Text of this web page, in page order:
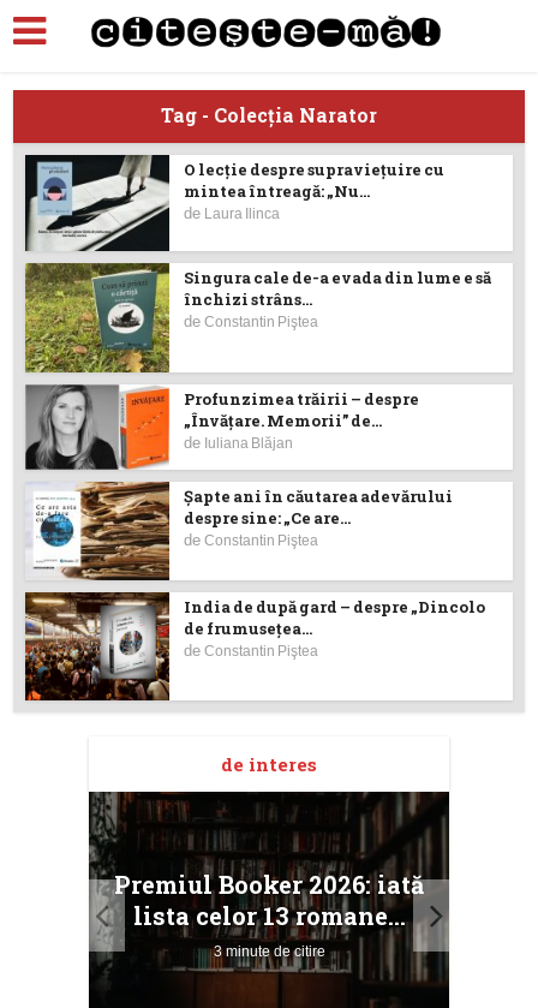
Tag - Colecţia Narator
O lecţie despre supravieţuire cu
mintea întreagă: „Nu...
de Laura Ilinca
Singura cale de-a evada din lume e să
închizi strâns...
deConstantin Piştea
Profunzimea trăirii – despre
„Învățare. Memorii” de...
de Iuliana Blăjan
Şapte ani în căutarea adevărului
despre sine: „Ce are...
deConstantin Piştea
India de după gard – despre „Dincolo
de frumuseţea...
deConstantin Piştea
de interes
Premiul Booker 2026: iată
lista celor 13 romane...
3 minute de citire